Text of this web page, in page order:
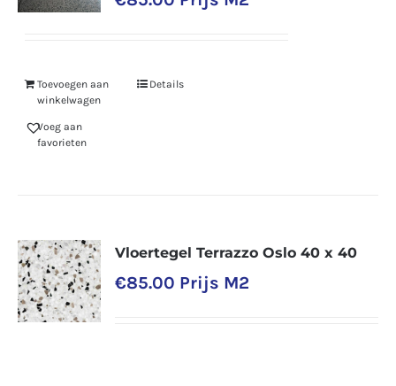
Toevoegen aan
winkelwagen
Details
Voeg aan
favorieten
Vloertegel Terrazzo Oslo 40 x 40
€85.00 Prijs M2